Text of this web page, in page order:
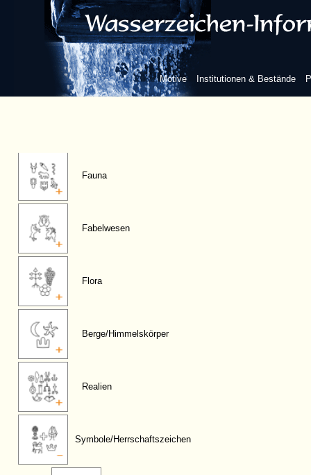
Motive Institutionen & Bestände
Fauna
Fabelwesen
Flora
Berge/Himmelskörper
Realien
Symbole/Herrschaftszeichen